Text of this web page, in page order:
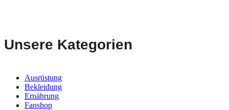
Unsere Kategorien
Ausrüstung
Bekleidung
Ernährung
Fanshop